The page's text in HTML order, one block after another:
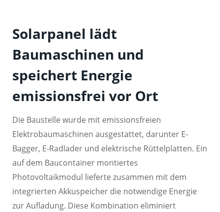
Solarpanel lädt
Baumaschinen und
speichert Energie
emissionsfrei vor Ort
Die Baustelle wurde mit emissionsfreien
Elektrobaumaschinen ausgestattet, darunter E-
Bagger, E-Radlader und elektrische Rüttelplatten. Ein
auf dem Baucontainer montiertes
Photovoltaikmodul lieferte zusammen mit dem
integrierten Akkuspeicher die notwendige Energie
zur Aufladung. Diese Kombination eliminiert